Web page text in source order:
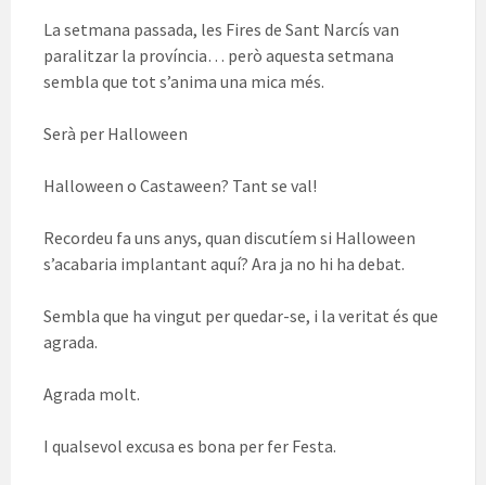
La setmana passada, les Fires de Sant Narcís van
paralitzar la província… però aquesta setmana
sembla que tot s’anima una mica més.
Serà per Halloween
Halloween o Castaween? Tant se val!
Recordeu fa uns anys, quan discutíem si Halloween
s’acabaria implantant aquí? Ara ja no hi ha debat.
Sembla que ha vingut per quedar-se, i la veritat és que
agrada.
Agrada molt.
I qualsevol excusa es bona per fer Festa.